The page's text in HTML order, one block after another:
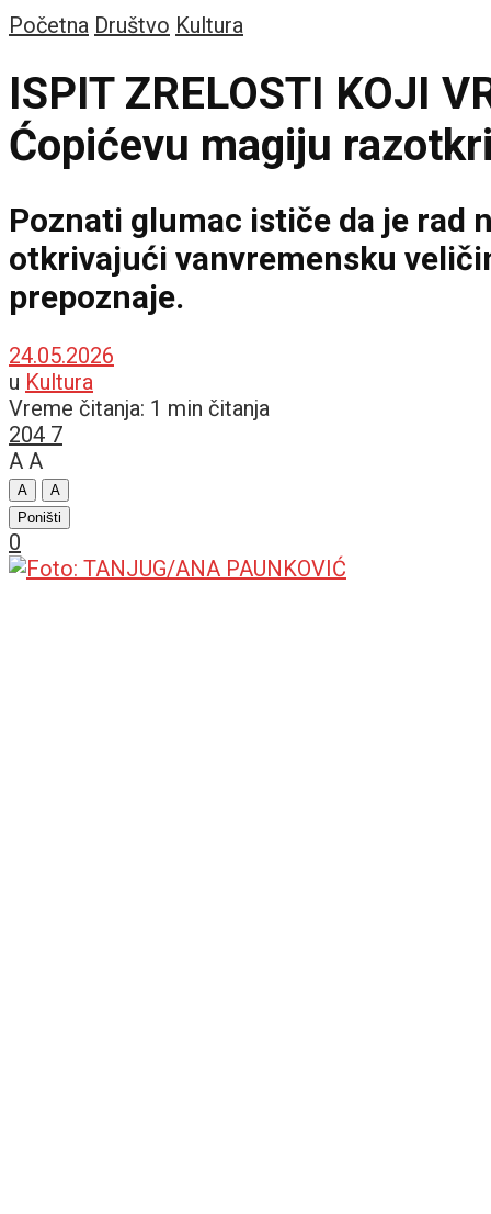
Početna Društvo Kultura
ISPIT ZRELOSTI KOJI
Ćopićevu magiju
Poznati glumac ističe da je rad
otkrivajući vanvremensku
prepoznaje.
24.05.2026
u Kultura
Vreme čitanja: 1 min čitanja
204 7
A A
A
A
Poništi
0